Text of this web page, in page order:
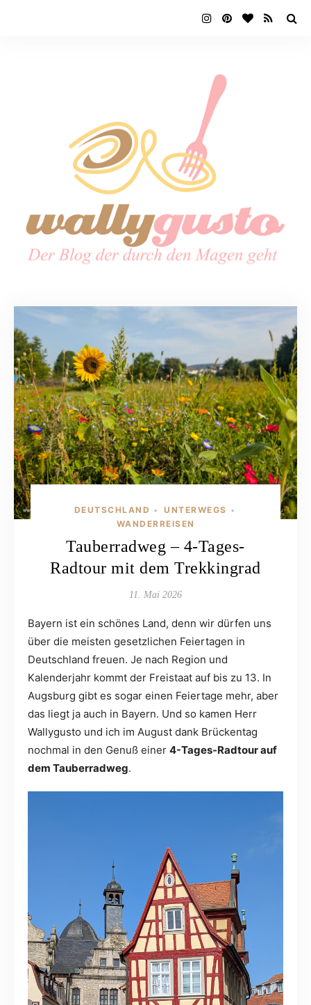
DEUTSCHLAND • UNTERWEGS •
WANDERREISEN
Tauberradweg – 4-Tages-
Radtour mit dem Trekkingrad
11. Mai 2026
Bayern ist ein schönes Land, denn wir dürfen uns
über die meisten gesetzlichen Feiertagen in
Deutschland freuen. Je nach Region und
Kalenderjahr kommt der Freistaat auf bis zu 13. In
Augsburg gibt es sogar einen Feiertage mehr, aber
das liegt ja auch in Bayern. Und so kamen Herr
Wallygusto und ich im August dank Brückentag
nochmal in den Genuß einer 4-Tages-Radtour auf
dem Tauberradweg.